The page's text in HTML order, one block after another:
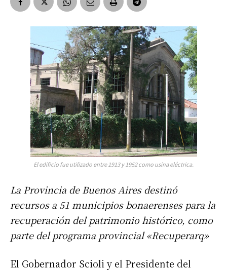
El edificio fue utilizado entre 1913 y 1952 como usina eléctrica.
La Provincia de Buenos Aires destinó
recursos a 51 municipios bonaerenses para la
recuperación del patrimonio histórico, como
parte del programa provincial «Recuperarq»
El Gobernador Scioli y el Presidente del